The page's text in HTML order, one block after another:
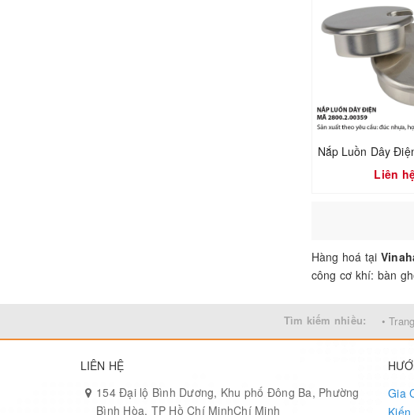
Liên
Hàng hoá tại
công cơ khí: bàn
Tìm kiếm nhiều: •
LIÊN HỆ
154 Đại lộ Bình Dương, Khu phố Đông Ba, Phường
Bình Hòa, TP Hồ Chí MinhChí Minh
Gia